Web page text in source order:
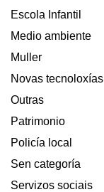
Escola Infantil
Medio ambiente
Muller
Novas tecnoloxías
Outras
Patrimonio
Policía local
Sen categoría
Servizos sociais